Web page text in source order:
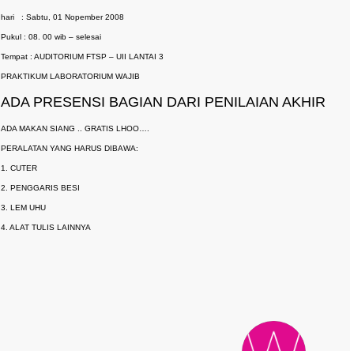
hari : Sabtu, 01 Nopember 2008
Pukul : 08. 00 wib – selesai
Tempat : AUDITORIUM FTSP – UII LANTAI 3
PRAKTIKUM LABORATORIUM WAJIB
ADA PRESENSI BAGIAN DARI PENILAIAN AKHIR
ADA MAKAN SIANG .. GRATIS LHOO….
PERALATAN YANG HARUS DIBAWA:
1. CUTER
2. PENGGARIS BESI
3. LEM UHU
4. ALAT TULIS LAINNYA